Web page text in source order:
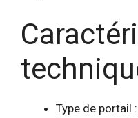
Type de portail